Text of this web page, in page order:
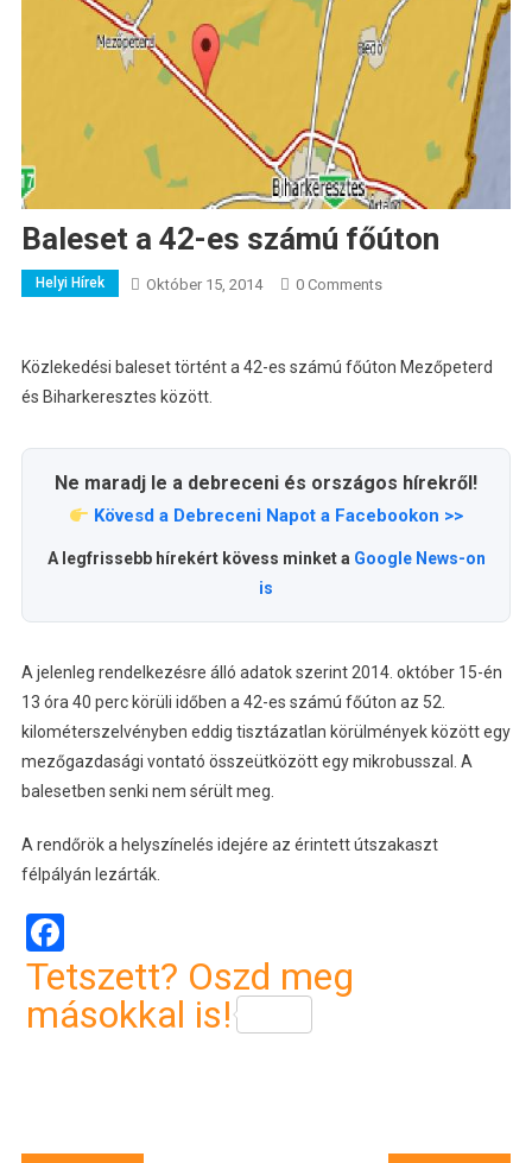
Baleset a 42-es számú főúton
Helyi Hírek Október 15, 2014 0 Comments
Közlekedési baleset történt a 42-es számú főúton Mezőpeterd
és Biharkeresztes között.
Ne maradj le a debreceni és országos hírekről!
Kövesd a Debreceni Napot a Facebookon >>
A legfrissebb hírekért kövess minket a Google News-on
is
A jelenleg rendelkezésre álló adatok szerint 2014. október 15-én
13 óra 40 perc körüli időben a 42-es számú főúton az 52.
kilométerszelvényben eddig tisztázatlan körülmények között egy
mezőgazdasági vontató összeütközött egy mikrobusszal. A
balesetben senki nem sérült meg.
A rendőrök a helyszínelés idejére az érintett útszakaszt
félpályán lezárták.
Facebook
Tetszett? Oszd meg
másokkal is!